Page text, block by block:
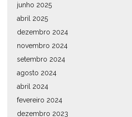
junho 2025
abril 2025
dezembro 2024
novembro 2024
setembro 2024
agosto 2024
abril 2024
fevereiro 2024
dezembro 2023